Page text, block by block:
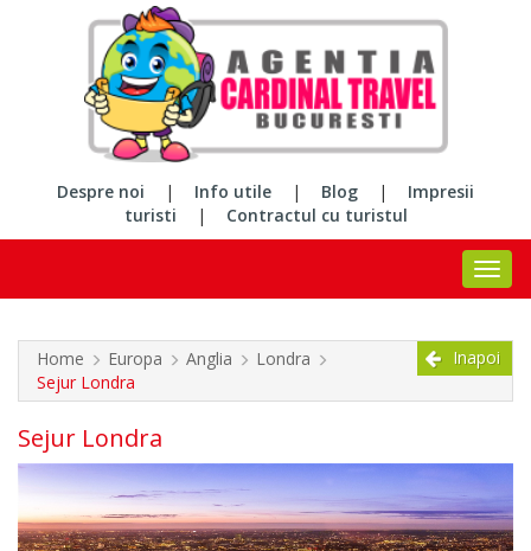
Despre noi | Info utile | Blog |
Impresii
turisti
| Contractul cu turistul
Home Europa Anglia
Londra
Sejur Londra
Inapoi
Sejur Londra